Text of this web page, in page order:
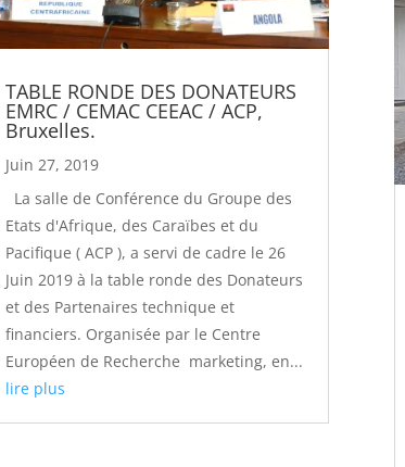
TABLE RONDE DES DONATEURS
EMRC / CEMAC CEEAC / ACP,
Bruxelles.
Juin 27, 2019
La salle de Conférence du Groupe des
Etats d'Afrique, des Caraïbes et du
Pacifique ( ACP ), a servi de cadre le 26
Juin 2019 à la table ronde des Donateurs
et des Partenaires technique et
financiers. Organisée par le Centre
Européen de Recherche marketing, en...
lire plus